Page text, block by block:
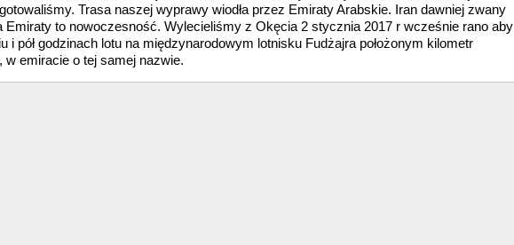
Trasa naszej wyprawy wiodła przez Emiraty Arabskie. Iran dawniej zwany
Emiraty to nowoczesność. Wylecieliśmy z Okęcia 2 stycznia 2017 r wcześnie rano aby
i pół godzinach lotu na międzynarodowym lotnisku Fudżajra położonym kilometr
w emiracie o tej samej nazwie.